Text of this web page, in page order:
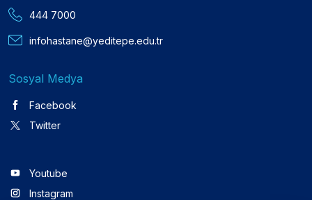
444 7000
infohastane@yeditepe.edu.tr
Sosyal Medya
Facebook
Twitter
Youtube
Instagram